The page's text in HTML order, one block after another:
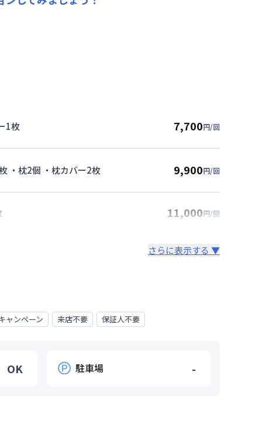
1枚 7,700円/回
・枕2個 ・枕カバー2枚 9,900円/回
11,000円/回
さらに表示する ▼
ャンペーン 来店不要 保証人不要
OK 駐車場 -